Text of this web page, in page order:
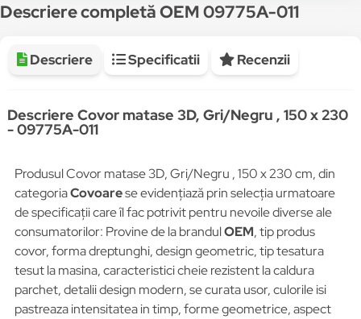
Descriere completă OEM 09775A-011
Descriere Specificatii Recenzii
Descriere Covor matase 3D, Gri/Negru , 150 x 230
- 09775A-011
Produsul Covor matase 3D, Gri/Negru , 150 x 230 cm, din
categoriaCovoarese evidențiază prin selecția urmatoare
de specificații care îl fac potrivit pentru nevoile diverse ale
consumatorilor: Provine de la brandulOEM, tip produs
covor, forma dreptunghi, design geometric, tip tesatura
tesut la masina, caracteristici cheie rezistent la caldura
parchet, detalii design modern, se curata usor, culorile isi
pastreaza intensitatea in timp, forme geometrice, aspect